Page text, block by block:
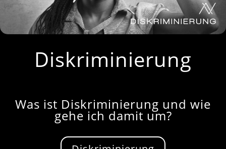
Diskriminierung
Was ist Diskriminierung und wie
gehe ich damit um?